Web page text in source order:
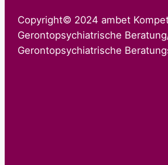
Copyright© 2024 ambet
Gerontopsychiatrische
Gerontopsychiatrische